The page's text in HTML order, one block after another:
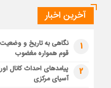
آخرین اخبار
1
نگاهی به تاریخ و وضعیت
قوم همواره مغضوب
2
پیامدهای احداث کانال
آسیای مرکزی